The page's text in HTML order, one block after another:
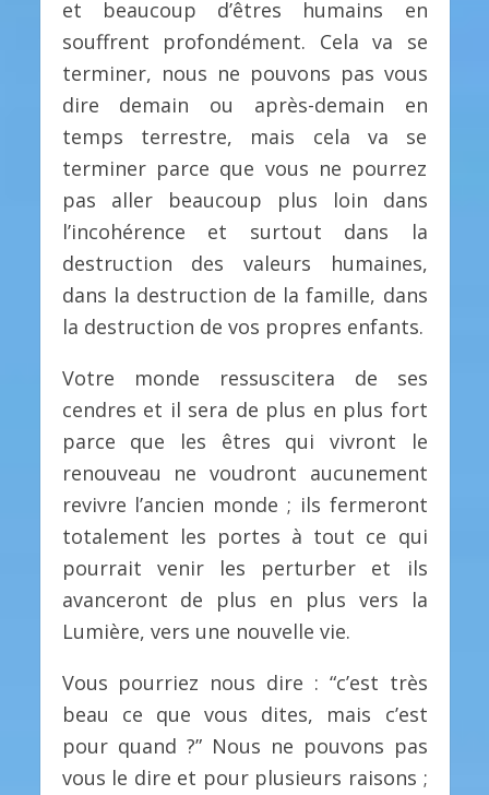
et beaucoup d’êtres humains en
souffrent profondément. Cela va se
terminer, nous ne pouvons pas vous
dire demain ou après-demain en
temps terrestre, mais cela va se
terminer parce que vous ne pourrez
pas aller beaucoup plus loin dans
l’incohérence et surtout dans la
destruction des valeurs humaines,
dans la destruction de la famille, dans
la destruction de vos propres enfants.
Votre monde ressuscitera de ses
cendres et il sera de plus en plus fort
parce que les êtres qui vivront le
renouveau ne voudront aucunement
revivre l’ancien monde ; ils fermeront
totalement les portes à tout ce qui
pourrait venir les perturber et ils
avanceront de plus en plus vers la
Lumière, vers une nouvelle vie.
Vous pourriez nous dire : “c’est très
beau ce que vous dites, mais c’est
pour quand ?” Nous ne pouvons pas
vous le dire et pour plusieurs raisons ;